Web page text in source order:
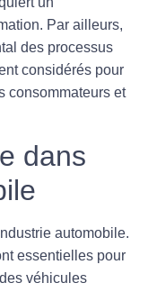
Par ailleurs,
des processus
considérés pour
consommateurs et
dans
automobile.
essentielles pour
véhicules